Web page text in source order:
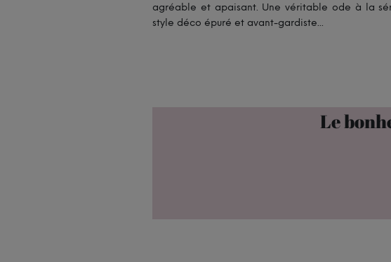
agréable et apaisant. Une véritable ode à la
style déco épuré et avant-gardiste...
Le